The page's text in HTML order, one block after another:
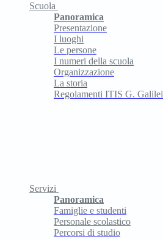
Scuola
Panoramica
Presentazione
I luoghi
Le persone
I numeri della scuola
Organizzazione
La storia
Regolamenti ITIS G. Galilei
Servizi
Panoramica
Famiglie e studenti
Personale scolastico
Percorsi di studio